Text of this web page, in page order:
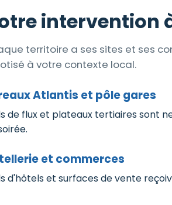
intervention
territoire a ses sites et ses
à votre contexte local.
Atlantis et pôle gares
de flux et plateaux tertiaires sont
et commerces
d'hôtels et surfaces de vente